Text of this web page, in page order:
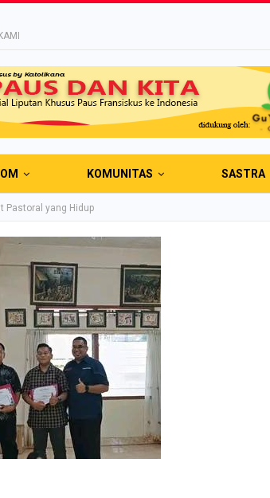
KOMUNITAS SASTRA
Pastoral yang Hidup